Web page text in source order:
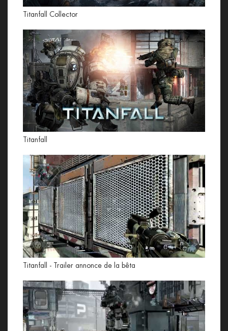
Titanfall Collector
Titanfall
Titanfall - Trailer annonce de la bêta